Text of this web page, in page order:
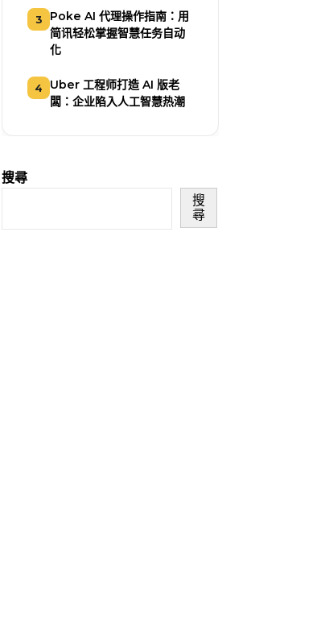
3
Poke AI 代理操作指南：用
简讯轻松掌握智慧任务自动
化
4
Uber 工程师打造 AI 版老
闆：企业陷入人工智慧热潮
搜尋
搜
尋